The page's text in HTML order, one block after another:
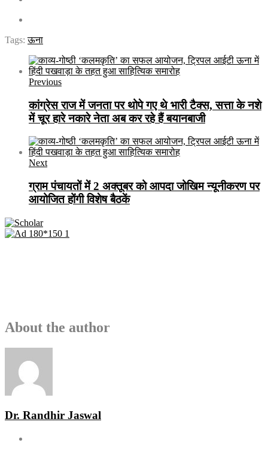
Tags:ऊना
Previous
कांग्रेस राज में जनता पर थोपे गए थे भारी टैक्स, सत्ता के नशे
में चूर हारे नकारे नेता अब कर रहे हैं बयानबाजी
Next
ग्राम पंचायतों में 2 अक्तूबर को आपदा जोखिम न्यूनीकरण पर
आयोजित होंगी विशेष बैठकें
About the author
Dr. Randhir Jaswal